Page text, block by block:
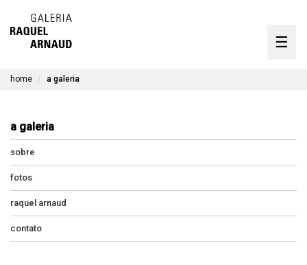
☰
home a galeria
a galeria
sobre
fotos
raquel arnaud
contato